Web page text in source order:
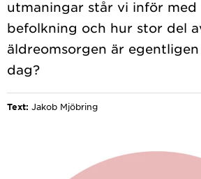
utmaningar står vi inför med
befolkning och hur stor del
äldreomsorgen är
Text: Jakob Mjöbring